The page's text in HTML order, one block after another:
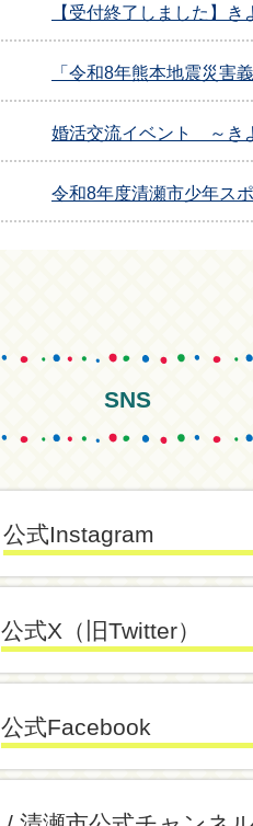
【受付終了しました】
「令和8年熊本地震災害
婚活交流イベント ～き
令和8年度清瀬市少年ス
SNS
公式Instagram
公式X（旧Twitter）
公式Facebook